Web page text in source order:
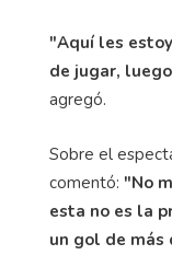
"Aquí les
de jugar,
agregó.
Sobre el
comentó: "No
esta no es la
un gol de más